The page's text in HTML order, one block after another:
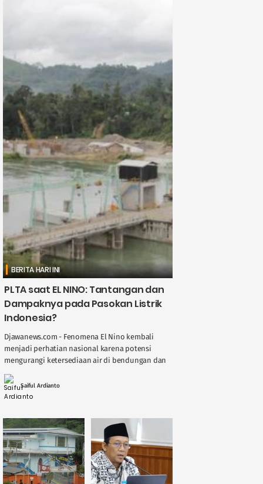
BERITA HARI INI
PLTA saat EL NINO: Tantangan dan
Dampaknya pada Pasokan Listrik
Indonesia?
Djawanews.com - Fenomena El Nino kembali
menjadi perhatian nasional karena potensi
mengurangi ketersediaan air di bendungan dan
sungai, berdampak langsung pada kinerja
Pembangkit Listrik Tenaga Air ( ....
Saiful Ardianto